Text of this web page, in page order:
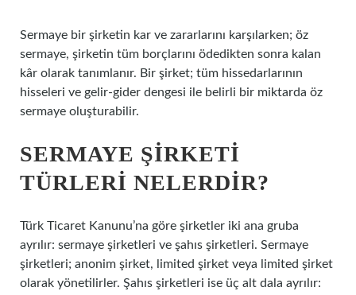
Sermaye bir şirketin kar ve zararlarını karşılarken; öz
sermaye, şirketin tüm borçlarını ödedikten sonra kalan
kâr olarak tanımlanır. Bir şirket; tüm hissedarlarının
hisseleri ve gelir-gider dengesi ile belirli bir miktarda öz
sermaye oluşturabilir.
SERMAYE ŞIRKETI
TÜRLERI NELERDIR?
Türk Ticaret Kanunu’na göre şirketler iki ana gruba
ayrılır: sermaye şirketleri ve şahıs şirketleri. Sermaye
şirketleri; anonim şirket, limited şirket veya limited şirket
olarak yönetilirler. Şahıs şirketleri ise üç alt dala ayrılır: